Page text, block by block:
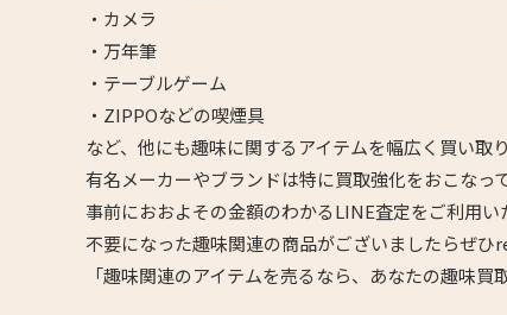
・カメラ
・万年筆
・テーブルゲーム
・ZIPPOなどの喫煙具
など、他にも趣味に関するアイテムを幅広く買い取り
有名メーカーやブランドは特に買取強化をおこなっ
事前におおよその金額のわかるLINE査定をご利用い
不要になった趣味関連の商品がございましたらぜひ
「趣味関連のアイテムを売るなら、あなたの趣味買